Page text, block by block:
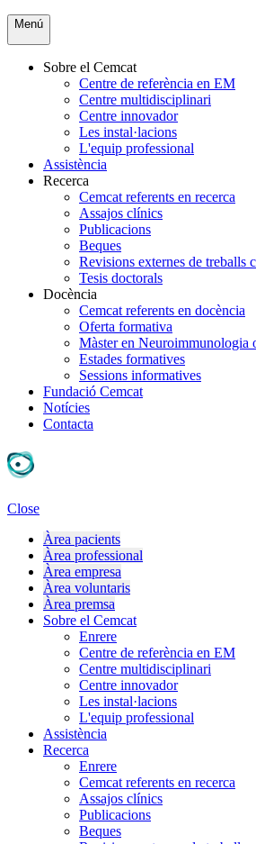
Menú
Sobre el Cemcat
Centre de referència en EM
Centre multidisciplinari
Centre innovador
Les instal·lacions
L'equip professional
Assistència
Recerca
Cemcat referents en recerca
Assajos clínics
Publicacions
Beques
Revisions externes de treballs
Tesis doctorals
Docència
Cemcat referents en docència
Oferta formativa
Màster en Neuroimmunologia
Estades formatives
Sessions informatives
Fundació Cemcat
Notícies
Contacta
Close
Àrea pacients
Àrea professional
Àrea empresa
Àrea voluntaris
Àrea premsa
Sobre el Cemcat
Enrere
Centre de referència en EM
Centre multidisciplinari
Centre innovador
Les instal·lacions
L'equip professional
Assistència
Recerca
Enrere
Cemcat referents en recerca
Assajos clínics
Publicacions
Beques